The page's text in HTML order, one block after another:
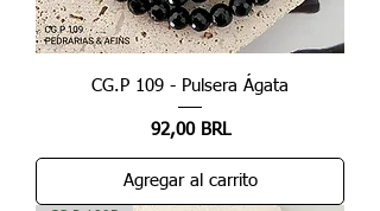
CG.P 109 - Pulsera Ágata
Precio
92,00 BRL
Agregar al carrito